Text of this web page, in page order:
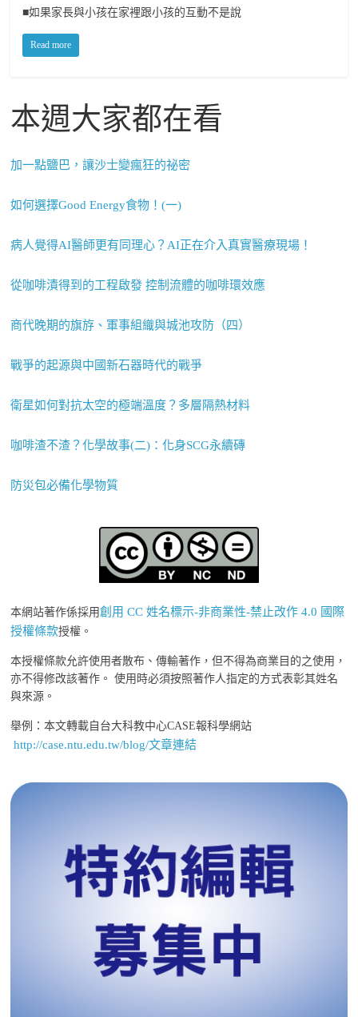
■如果家長與小孩在家裡跟小孩的互動不是說
Read more
本週大家都在看
加一點鹽巴，讓沙士變瘋狂的祕密
如何選擇Good Energy食物！(一)
病人覺得AI醫師更有同理心？AI正在介入真實醫療現場！
從咖啡漬得到的工程啟發 控制流體的咖啡環效應
商代晚期的旗斿、軍事組織與城池攻防（四）
戰爭的起源與中國新石器時代的戰爭
衛星如何對抗太空的極端溫度？多層隔熱材料
咖啡渣不渣？化學故事(二)：化身SCG永續磚
防災包必備化學物質
本網站著作係採用創用 CC 姓名標示-非商業性-禁止改作 4.0 國際
授權條款授權。
本授權條款允許使用者散布、傳輸著作，但不得為商業目的之使用，
亦不得修改該著作。 使用時必須按照著作人指定的方式表彰其姓名
與來源。
舉例：本文轉載自台大科教中心CASE報科學網站
http://case.ntu.edu.tw/blog/文章連結